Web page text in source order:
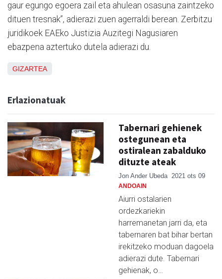
gaur egungo egoera zail eta ahulean osasuna zaintzeko
dituen tresnak”, adierazi zuen agerraldi berean. Zerbitzu
juridikoek EAEko Justizia Auzitegi Nagusiaren
ebazpena aztertuko dutela adierazi du.
GIZARTEA
Erlazionatuak
Tabernari gehienek
ostegunean eta
ostiralean zabalduko
dituzte ateak
Jon Ander Ubeda 2021 ots 09
ANDOAIN
Aiurri ostalarien
ordezkariekin
harremanetan jarri da, eta
tabernaren bat bihar bertan
irekitzeko moduan dagoela
adierazi dute. Tabernari
gehienak, o…